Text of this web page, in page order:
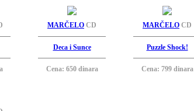
MARČELO CD
Deca i Sunce
Cena: 650 dinara
MARČELO CD
Puzzle Shock!
Cena: 799 dinara